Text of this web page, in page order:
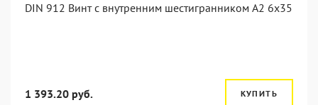
DIN 912 Винт с внутренним шестигранником А2 6х35
1 393.20 руб. КУПИТЬ